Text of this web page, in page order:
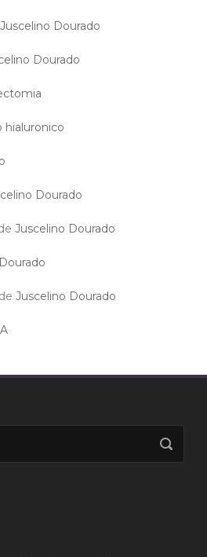
Juscelino Dourado
Dourado
hialuronico
Dourado
Juscelino Dourado
Juscelino Dourado